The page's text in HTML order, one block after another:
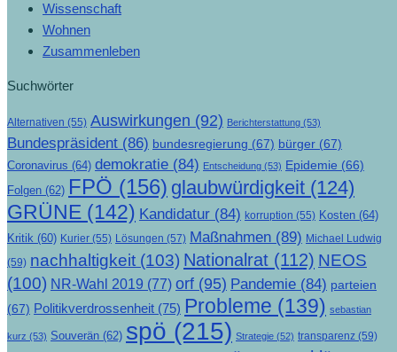
Wissenschaft
Wohnen
Zusammenleben
Suchwörter
Alternativen (55) Auswirkungen (92) Berichterstattung (53)
Bundespräsident (86) bundesregierung (67) bürger (67)
Coronavirus (64) demokratie (84) Entscheidung (53) Epidemie (66)
Folgen (62) FPÖ (156) glaubwürdigkeit (124)
GRÜNE (142) Kandidatur (84) korruption (55) Kosten (64)
Kritik (60) Kurier (55) Lösungen (57) Maßnahmen (89) Michael Ludwig
(59) nachhaltigkeit (103) Nationalrat (112) NEOS
(100) NR-Wahl 2019 (77) orf (95) Pandemie (84) parteien
(67) Politikverdrossenheit (75) Probleme (139) sebastian
kurz (53) Souverän (62) spö (215) Strategie (52) transparenz (59)